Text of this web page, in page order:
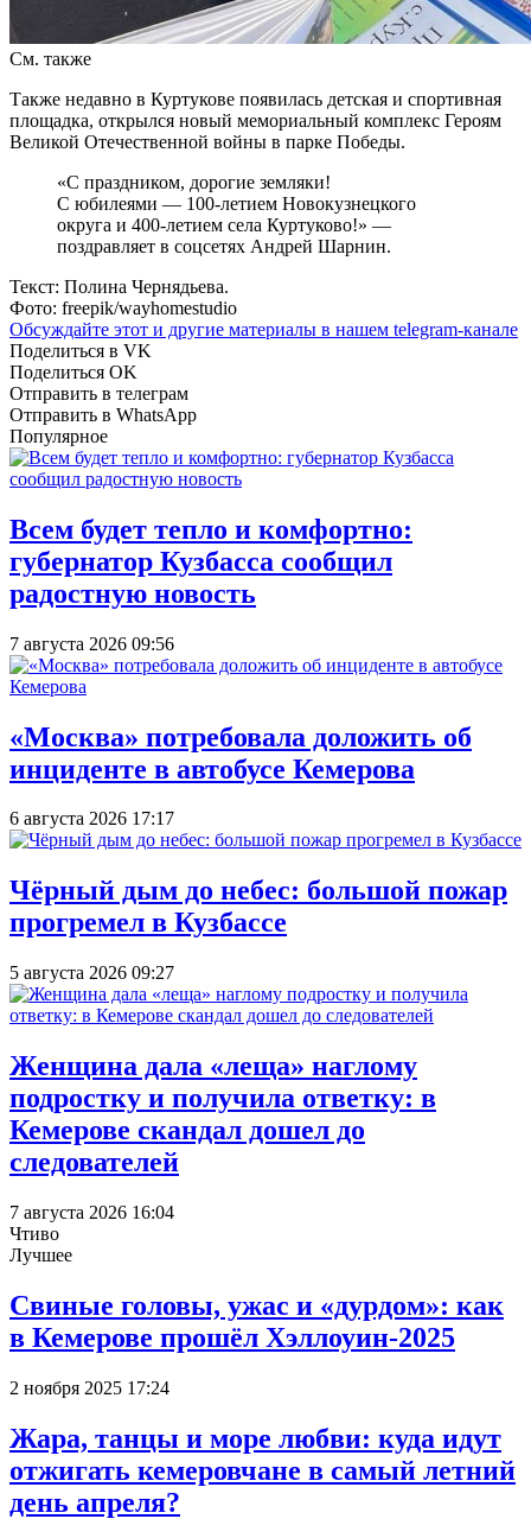
См. также
Также недавно в Куртукове появилась детская и спортивная
площадка, открылся новый мемориальный комплекс Героям
Великой Отечественной войны в парке Победы.
«С праздником, дорогие земляки!
С юбилеями — 100-летием Новокузнецкого
округа и 400-летием села Куртуково!» —
поздравляет в соцсетях Андрей Шарнин.
Текст: Полина Чернядьева.
Фото: freepik/wayhomestudio
Обсуждайте этот и другие материалы в нашем telegram-канале
Поделиться в VK
Поделиться OK
Отправить в телеграм
Отправить в WhatsApp
Популярное
Всем будет тепло и комфортно:
губернатор Кузбасса сообщил
радостную новость
7 августа 2026 09:56
«Москва» потребовала доложить об
инциденте в автобусе Кемерова
6 августа 2026 17:17
Чёрный дым до небес: большой пожар
прогремел в Кузбассе
5 августа 2026 09:27
Женщина дала «леща» наглому
подростку и получила ответку: в
Кемерове скандал дошел до
следователей
7 августа 2026 16:04
Чтиво
Лучшее
Свиные головы, ужас и «дурдом»: как
в Кемерове прошёл Хэллоуин-2025
2 ноября 2025 17:24
Жара, танцы и море любви: куда идут
отжигать кемеровчане в самый летний
день апреля?